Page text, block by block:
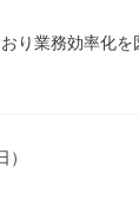
り業務効率化